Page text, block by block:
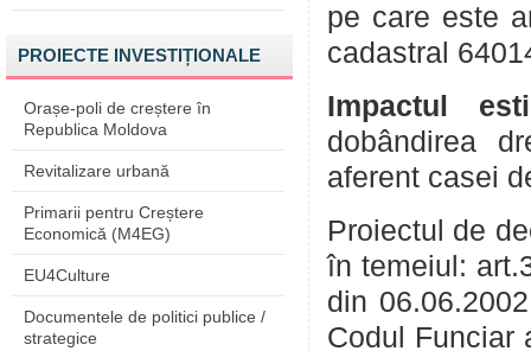
PROIECTE INVESTIȚIONALE
Orașe-poli de creștere în
Republica Moldova
Revitalizare urbană
Primarii pentru Creștere
Economică (M4EG)
EU4Culture
Documentele de politici publice /
strategice
pe care este
cadastral
Impactul
dobândirea
aferent casei
Proiectul de
în temeiul:
din
Codul Funciar